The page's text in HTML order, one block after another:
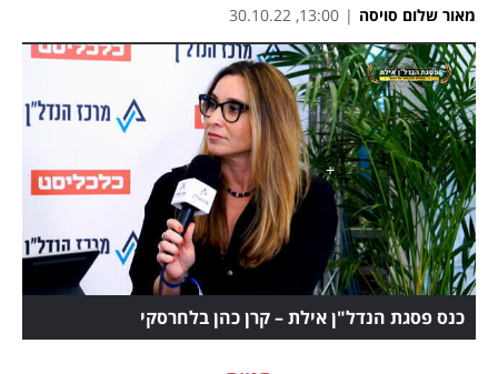
מאור שלום סויסה |
13:00, 30.10.22
כנס פסגת הנדל"ן אילת – קרן כהן בלחרסקי